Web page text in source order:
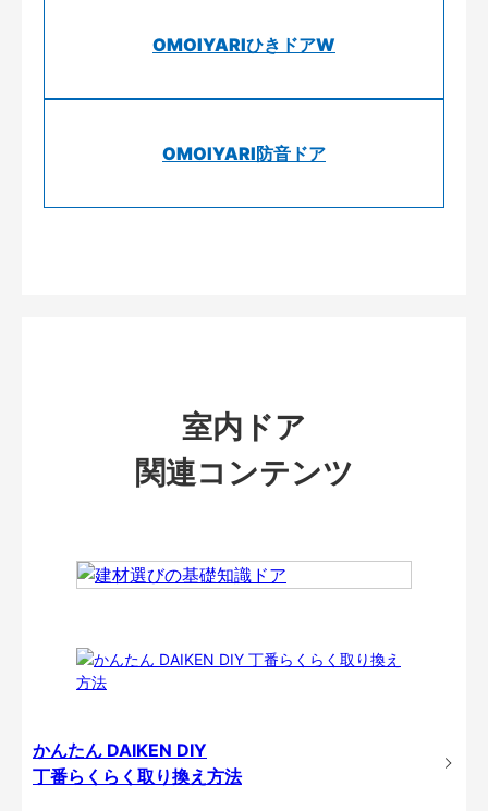
OMOIYARIひきドアW
OMOIYARI防音ドア
室内ドア
関連コンテンツ
かんたん DAIKEN DIY
丁番らくらく取り換え方法